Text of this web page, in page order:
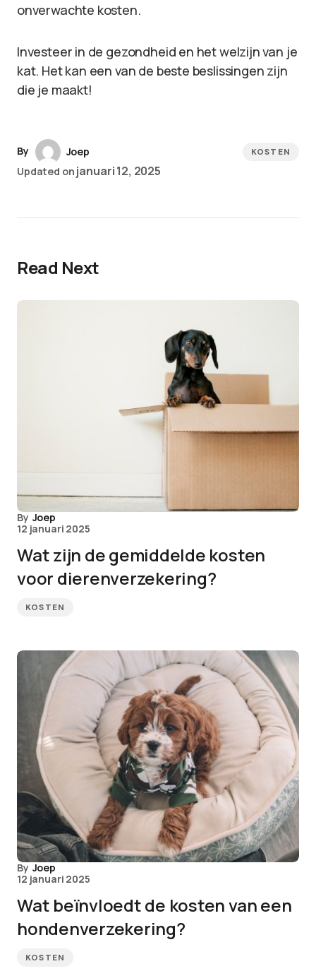
onverwachte kosten.
Investeer in de gezondheid en het welzijn van je
kat. Het kan een van de beste beslissingen zijn
die je maakt!
By
Joep
Updated on januari 12, 2025
KOSTEN
Read Next
By Joep
12 januari 2025
Wat zijn de gemiddelde kosten
voor dierenverzekering?
KOSTEN
By Joep
12 januari 2025
Wat beïnvloedt de kosten van een
hondenverzekering?
KOSTEN